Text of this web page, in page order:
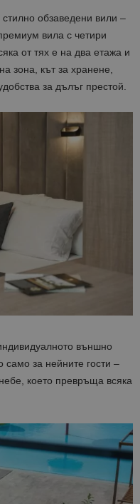
обзаведени вили –
вила с четири
от тях е на два етажа и
зона, кът за хранене,
за дълъг престой.
външно
само за нейните гости –
което превръща всяка